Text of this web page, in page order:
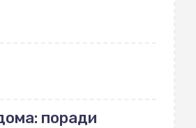
поради